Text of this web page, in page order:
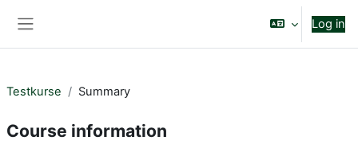
Log in
Testkurse Summary
Course information